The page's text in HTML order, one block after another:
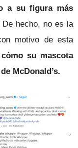
a su figura más
De hecho, no es la
motivo de esta
su mascota
McDonald’s.